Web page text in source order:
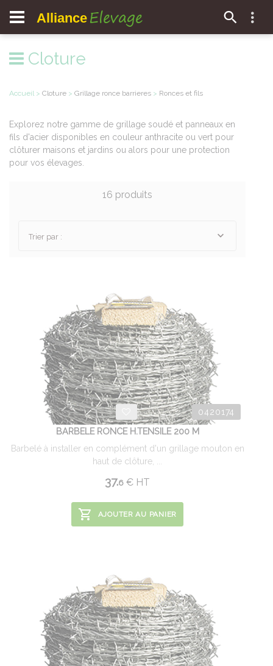
Alliance Elevage
Cloture
Accueil > Cloture > Grillage ronce barrieres > Ronces et fils
Explorez notre gamme de grillage soudé et panneaux en
fils d'acier disponibles en couleur anthracite ou vert pour
clôturer maisons et jardins ou alors pour une protection
pour vos élevages.
16 produits
Trier par :
0420174
BARBELE RONCE H.TENSILE 200 M
Barbelé à installer en complément d'un grillage mouton en
haut de clôture, ...
37.6 € HT
AJOUTER AU PANIER